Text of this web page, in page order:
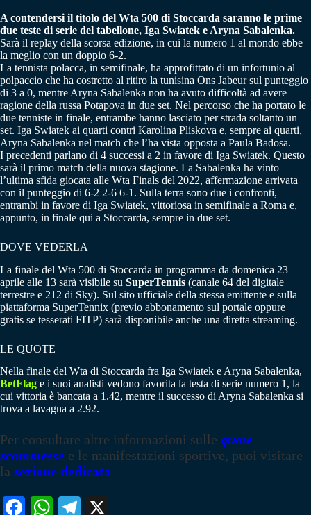
A contendersi il titolo del Wta 500 di Stoccarda saranno le prime
due teste di serie del tabellone, Iga Swiatek e Aryna Sabalenka.
Sarà il replay della scorsa edizione, in cui la numero 1 al mondo ebbe
la meglio con un doppio 6-2.
La tennista polacca, in semifinale, ha approfittato di un infortunio al
polpaccio che ha costretto al ritiro la tunisina Ons Jabeur sul punteggio
di 3 a 0, mentre Aryna Sabalenka non ha avuto difficoltà ad avere
ragione della russa Potapova in due set. Nel percorso che ha portato le
due tenniste in finale, entrambe hanno lasciato per strada soltanto un
set. Iga Swiatek ai quarti contri Karolina Pliskova e, sempre ai quarti,
Aryna Sabalenka nel match che l’ha vista opposta a Paula Badosa.
I precedenti parlano di 4 successi a 2 in favore di Iga Swiatek. Questo
sarà il primo match della nuova stagione. La Sabalenka ha vinto
l’ultima sfida giocata alle Wta Finals del 2022, affermazione arrivata
con il punteggio di 6-2 2-6 6-1. Sulla terra sono due i confronti,
entrambi in favore di Iga Swiatek, vittoriosa in semifinale a Roma e,
appunto, in finale qui a Stoccarda, sempre in due set.
DOVE VEDERLA
La finale del Wta 500 di Stoccarda in programma da domenica 23
aprile alle 13 sarà visibile su SuperTennis (canale 64 del digitale
terrestre e 212 di Sky). Sul sito ufficiale della stessa emittente e sulla
piattaforma SuperTennix (previo abbonamento sul portale oppure
gratis se tesserati FITP) sarà disponibile anche una diretta streaming.
LE QUOTE
Nella finale del Wta di Stoccarda fra Iga Swiatek e Aryna Sabalenka,
BetFlag e i suoi analisti vedono favorita la testa di serie numero 1, la
cui vittoria è bancata a 1.42, mentre il successo di Aryna Sabalenka si
trova a lavagna a 2.92.
Per consultare altre informazioni sulle quote
scommesse e le manifestazioni sportive, puoi visitare
la sezione dedicata
Fa W
Te